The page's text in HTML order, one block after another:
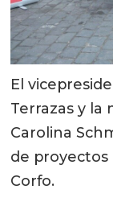
El
Terrazas y la
Carolina
de
Corfo.